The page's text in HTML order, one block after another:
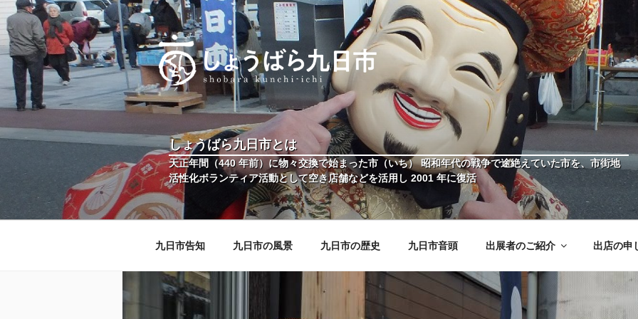
ン
テ
ン
へ
ス
キ
しょうばら九日市
しょうばら九日市公式ホームページ
しょうばら九日市とは
天正年間（440 年前）に物々交換で始まった市（いち） 昭和年代の戦争で途絶えていた市を、市街地
活性化ボランティア活動として空き店舗などを活用し 2001 年に復活
九日市告知 九日市の風景 九日市の歴史 九日市音頭 出展者のご紹介 出店の申